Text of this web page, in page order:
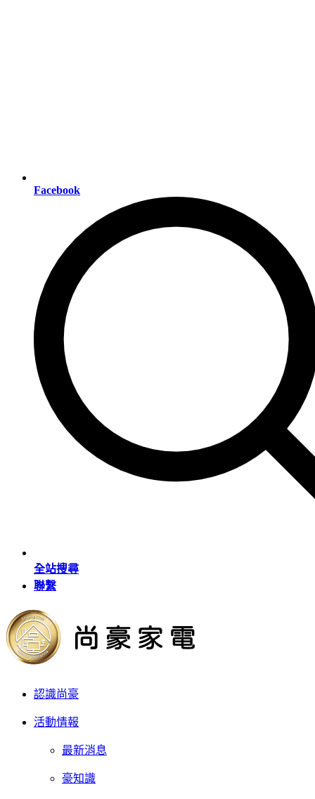
Facebook
全站搜尋
聯繫
認識尚豪
活動情報
最新消息
豪知識